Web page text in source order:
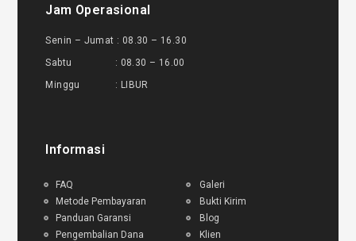
Jam Operasional
Senin – Jumat : 08.30 – 16.30
Sabtu : 08.30 – 16.00
Minggu : LIBUR
Informasi
FAQ
Metode Pembayaran
Panduan Garansi
Pengembalian Dana
Galeri
Bukti Kirim
Blog
Klien